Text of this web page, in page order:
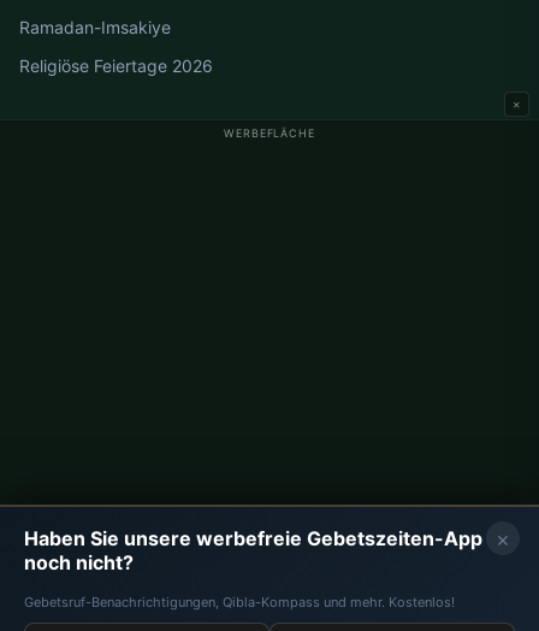
WERBEFLÄCHE
×
Ramadan-Imsakiye
Religiöse Feiertage 2026
Gebetszeiten Deutschland
Kontakt
Datenschutzrichtlinie
×
Haben Sie unsere werbefreie Gebetszeiten-App
noch nicht?
Gebetsruf-Benachrichtigungen, Qibla-Kompass und mehr. Kostenlos!